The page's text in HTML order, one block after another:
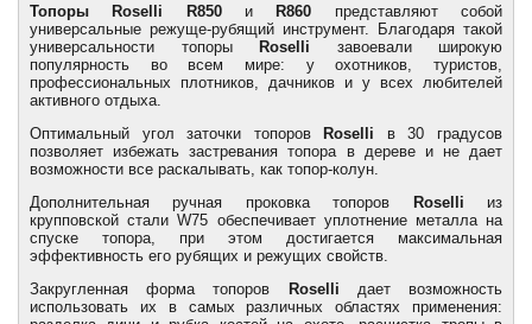
Топоры Roselli R850 и R860 представляют собой
универсальные режуще-рубящий инструмент. Благодаря такой
универсальности топоры
Roselli завоевали широкую
популярность во всем мире: у охотников, туристов,
профессиональных плотников, дачников и у всех любителей
активного отдыха.
Оптимальный угол заточки топоров
Roselli в 30 градусов
позволяет избежать застревания топора в дереве и не дает
возможности все раскалывать, как топор-колун.
Дополнительная ручная проковка топоров
Roselli из
крупповской стали W75 обеспечивает уплотнение металла на
спуске топора, при этом достигается максимальная
эффективность его рубящих и режущих свойств.
Закругленная форма топоров
Roselli дает возможность
использовать их в самых различных областях применения: